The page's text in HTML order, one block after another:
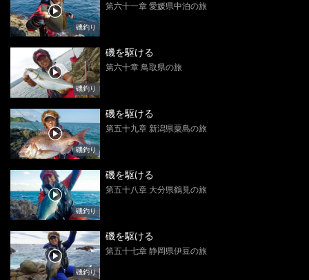
磯釣り
第六十一章 愛媛県中泊の旅
磯釣り
磯を駆ける
第六十章 鳥取県の旅
磯釣り
磯を駆ける
第五十九章 新潟県粟島の旅
磯釣り
磯を駆ける
第五十八章 大分県鶴見の旅
磯釣り
磯を駆ける
第五十七章 静岡県伊豆の旅